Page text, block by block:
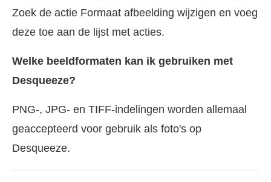
Zoek de actie Formaat afbeelding wijzigen en voeg
deze toe aan de lijst met acties.
Welke beeldformaten kan ik gebruiken met
Desqueeze?
PNG-, JPG- en TIFF-indelingen worden allemaal
geaccepteerd voor gebruik als foto's op
Desqueeze.